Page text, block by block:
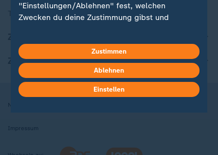
Themen im Überblick
ZDFheute Apps
Nutzungsbedingungen
Impressum
"Einstellungen/Ablehnen" fest, welchen
Zwecken du deine Zustimmung gibst und
in deinen Einstellungen widerrufen oder ändern.
Hier findest du das Impressum.
Weitere Informationen findest du in unserer
Datenschutzerklärung.
Zustimmen
Ablehnen
Einstellen